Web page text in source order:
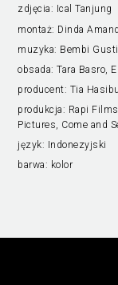
zdjęcia: Ical Tanjung
montaż: Dinda
muzyka: Bembi
obsada:Tara Basro,
producent: Tia
produkcja: Rapi
Pictures, Come and
język:
Indonezyjski
barwa: kolor